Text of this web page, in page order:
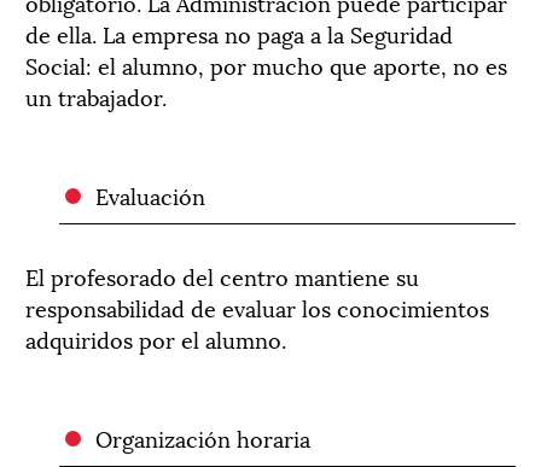
de ella. La empresa no paga a la Seguridad
Social: el alumno, por mucho que aporte, no es
un trabajador.
Evaluación
El profesorado del centro mantiene su
responsabilidad de evaluar los conocimientos
adquiridos por el alumno.
Organización horaria